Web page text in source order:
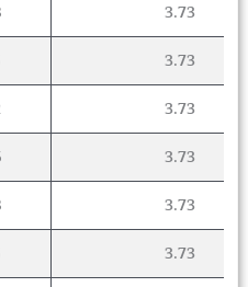
3.73
3.73
3.73
3.73
3.73
3.73